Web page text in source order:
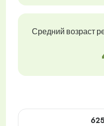
Средний возраст